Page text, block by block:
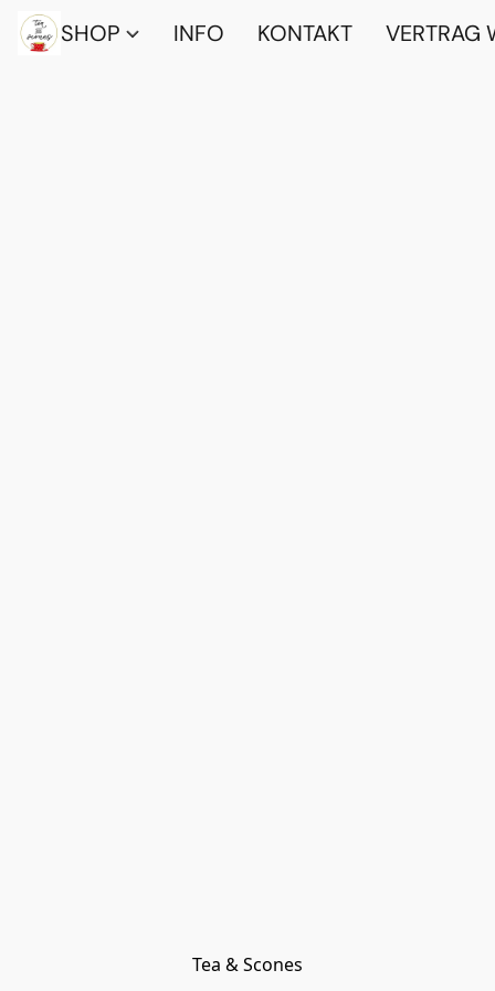
SHOP INFO KONTAKT VERTRAG
Tea & Scones